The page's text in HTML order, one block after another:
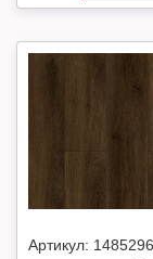
Артикул: 1485296